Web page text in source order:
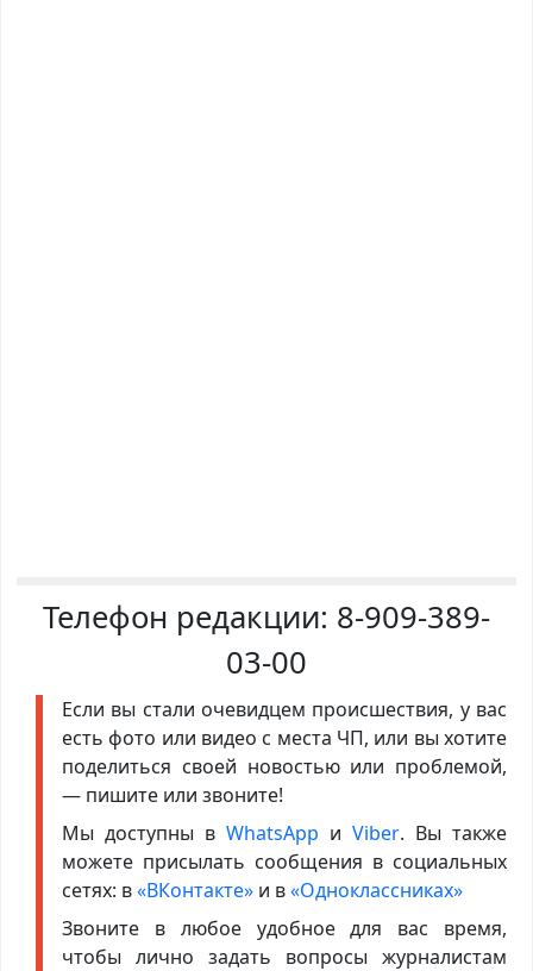
Телефон редакции: 8-909-389-
03-00
Если вы стали очевидцем происшествия, у вас
есть фото или видео с места ЧП, или вы хотите
поделиться своей новостью или проблемой,
— пишите или звоните!
Мы доступны в WhatsApp иViber. Вы также
можете присылать сообщения в социальных
сетях: в«ВКонтакте»и в«Одноклассниках»
Звоните в любое удобное для вас время,
чтобы лично задать вопросы журналистам